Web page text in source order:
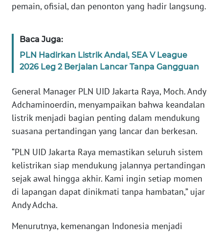
pemain, ofisial, dan penonton yang hadir langsung.
Baca Juga:
PLN Hadirkan Listrik Andal, SEA V League
2026 Leg 2 Berjalan Lancar Tanpa Gangguan
General Manager PLN UID Jakarta Raya, Moch. Andy
Adchaminoerdin, menyampaikan bahwa keandalan
listrik menjadi bagian penting dalam mendukung
suasana pertandingan yang lancar dan berkesan.
“PLN UID Jakarta Raya memastikan seluruh sistem
kelistrikan siap mendukung jalannya pertandingan
sejak awal hingga akhir. Kami ingin setiap momen
di lapangan dapat dinikmati tanpa hambatan,” ujar
Andy Adcha.
Menurutnya, kemenangan Indonesia menjadi
KARIR
DISCLAIMER
Wahana
WN
SUMUT
JAKARTA
WN
JABAR
WN
BANTEN